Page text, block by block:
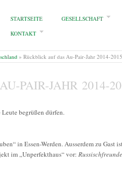
STARTSEITE GESELLSCHAFT
KONTAKT
» Rückblick auf das Au-Pair-Jahr 2014-2015
PAIR-JAHR 2014-
begrüßen dürfen.
in Essen-Werden. Ausserdem zu Gast
im „Unperfekthaus“ vor: Russischfreunde